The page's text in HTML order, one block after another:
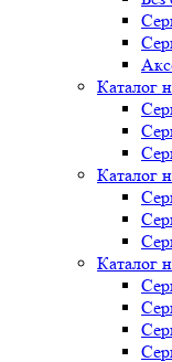
Каталог
Каталог
Каталог